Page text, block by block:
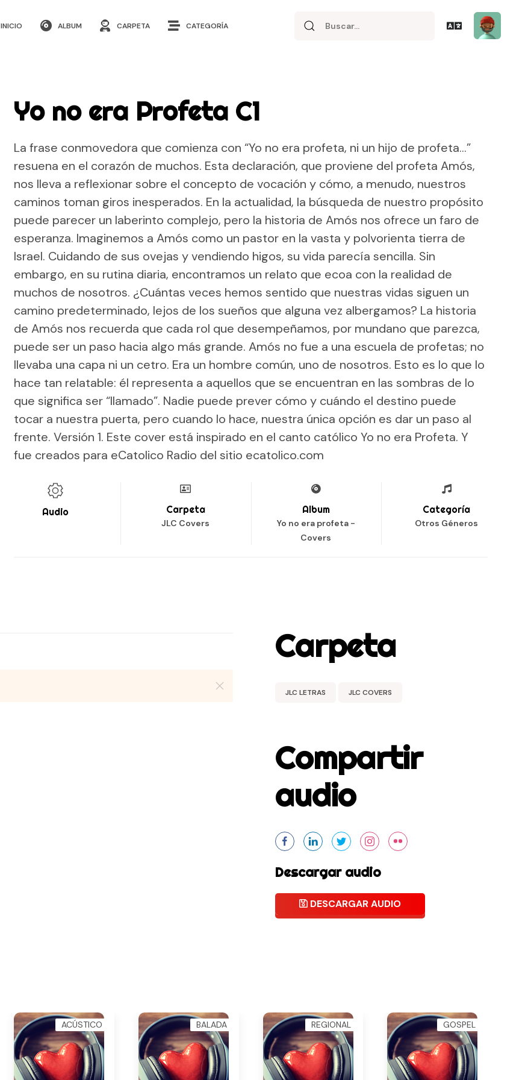
INICIO ALBUM CARPETA CATEGORÍA
Yo no era Profeta C1
La frase conmovedora que comienza con “Yo no era profeta, ni un hijo de profeta…”
resuena en el corazón de muchos. Esta declaración, que proviene del profeta Amós,
nos lleva a reflexionar sobre el concepto de vocación y cómo, a menudo, nuestros
caminos toman giros inesperados. En la actualidad, la búsqueda de nuestro propósito
puede parecer un laberinto complejo, pero la historia de Amós nos ofrece un faro de
esperanza. Imaginemos a Amós como un pastor en la vasta y polvorienta tierra de
Israel. Cuidando de sus ovejas y vendiendo higos, su vida parecía sencilla. Sin
embargo, en su rutina diaria, encontramos un relato que ecoa con la realidad de
muchos de nosotros. ¿Cuántas veces hemos sentido que nuestras vidas siguen un
camino predeterminado, lejos de los sueños que alguna vez albergamos? La historia
de Amós nos recuerda que cada rol que desempeñamos, por mundano que parezca,
puede ser un paso hacia algo más grande. Amós no fue a una escuela de profetas; no
llevaba una capa ni un cetro. Era un hombre común, uno de nosotros. Esto es lo que lo
hace tan relatable: él representa a aquellos que se encuentran en las sombras de lo
que significa ser “llamado”. Nadie puede prever cómo y cuándo el destino puede
tocar a nuestra puerta, pero cuando lo hace, nuestra única opción es dar un paso al
frente. Versión 1. Este cover está inspirado en el canto católico Yo no era Profeta. Y
fue creados para eCatolico Radio del sitio ecatolico.com
Audio Carpeta
JLC Covers
Album
Yo no era profeta -
Covers
Categoría
Otros Géneros
Carpeta
JLC LETRAS JLC COVERS
Compartir
audio
Descargar audio
DESCARGAR AUDIO
ACÚSTICO BALADA REGIONAL GOSPEL